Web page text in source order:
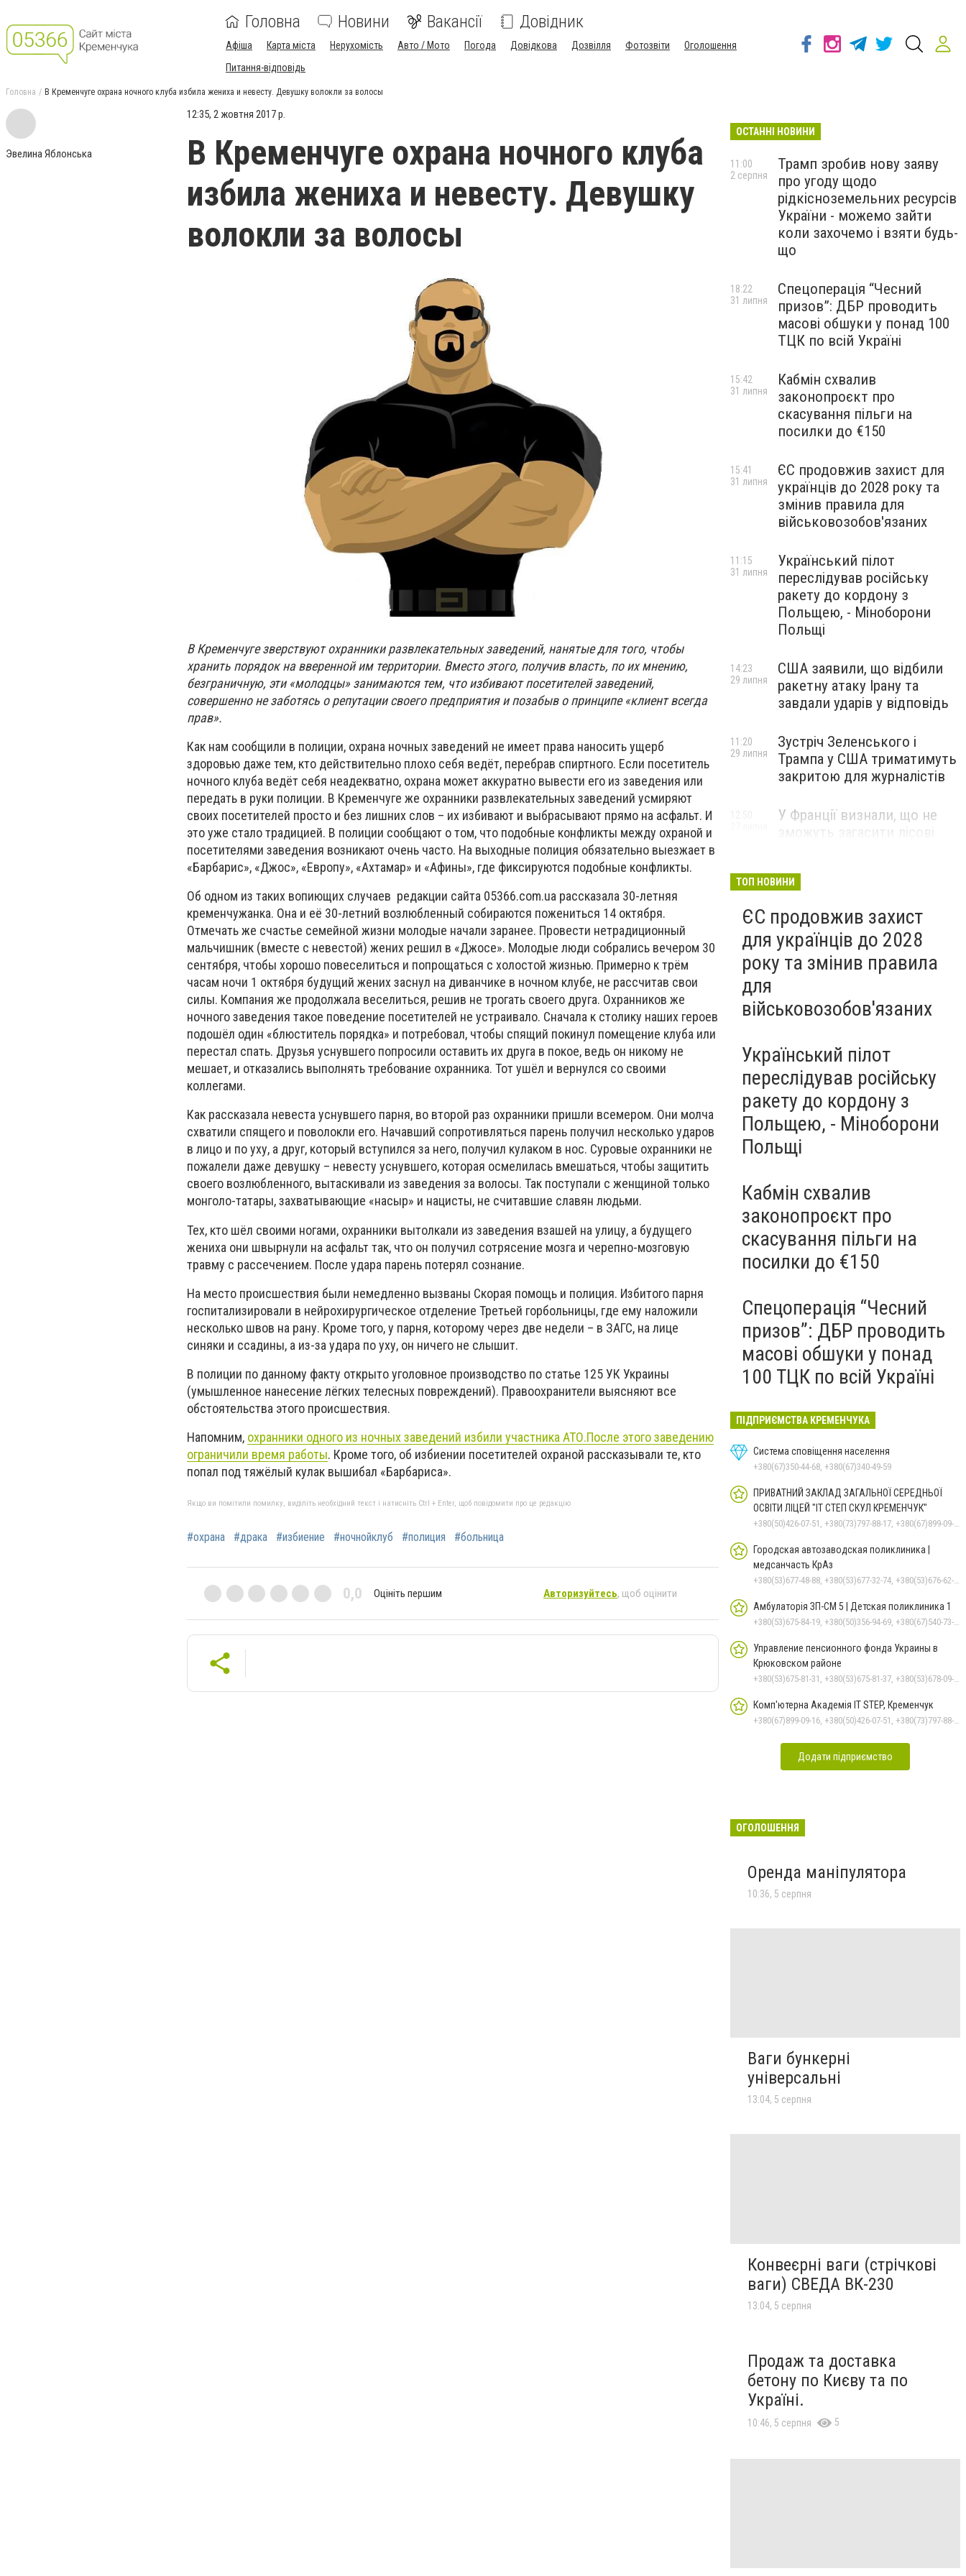
Головна Новини Вакансії Довідник
Афіша Карта міста Нерухомість Авто / Мото Погода Довідкова Дозвілля Фотозвіти
Оголошення
Питання-відповідь
Головна В Кременчуге охрана ночного клуба избила жениха и невесту. Девушку волокли за волосы
Эвелина Яблонська
12:35, 2 жовтня 2017 р.
В Кременчуге охрана ночного клуба
избила жениха и невесту. Девушку
волокли за волосы
В Кременчуге зверствуют охранники развлекательных заведений, нанятые для того, чтобы
хранить порядок на вверенной им территории. Вместо этого, получив власть, по их мнению,
безграничную, эти «молодцы» занимаются тем, что избивают посетителей заведений,
совершенно не заботясь о репутации своего предприятия и позабыв о принципе «клиент всегда
прав».
Как нам сообщили в полиции, охрана ночных заведений не имеет права наносить ущерб
здоровью даже тем, кто действительно плохо себя ведёт, перебрав спиртного. Если посетитель
ночного клуба ведёт себя неадекватно, охрана может аккуратно вывести его из заведения или
передать в руки полиции. В Кременчуге же охранники развлекательных заведений усмиряют
своих посетителей просто и без лишних слов – их избивают и выбрасывают прямо на асфальт. И
это уже стало традицией. В полиции сообщают о том, что подобные конфликты между охраной и
посетителями заведения возникают очень часто. На выходные полиция обязательно выезжает в
«Барбарис», «Джос», «Европу», «Ахтамар» и «Афины», где фиксируются подобные конфликты.
Об одном из таких вопиющих случаев редакции сайта 05366.com.ua рассказала 30-летняя
кременчужанка. Она и её 30-летний возлюбленный собираются пожениться 14 октября.
Отмечать же счастье семейной жизни молодые начали заранее. Провести нетрадиционный
мальчишник (вместе с невестой) жених решил в «Джосе». Молодые люди собрались вечером 30
сентября, чтобы хорошо повеселиться и попрощаться с холостой жизнью. Примерно к трём
часам ночи 1 октября будущий жених заснул на диванчике в ночном клубе, не рассчитав свои
силы. Компания же продолжала веселиться, решив не трогать своего друга. Охранников же
ночного заведения такое поведение посетителей не устраивало. Сначала к столику наших героев
подошёл один «блюститель порядка» и потребовал, чтобы спящий покинул помещение клуба или
перестал спать. Друзья уснувшего попросили оставить их друга в покое, ведь он никому не
мешает, и отказались выполнять требование охранника. Тот ушёл и вернулся со своими
коллегами.
Как рассказала невеста уснувшего парня, во второй раз охранники пришли всемером. Они молча
схватили спящего и поволокли его. Начавший сопротивляться парень получил несколько ударов
в лицо и по уху, а друг, который вступился за него, получил кулаком в нос. Суровые охранники не
пожалели даже девушку – невесту уснувшего, которая осмелилась вмешаться, чтобы защитить
своего возлюбленного, вытаскивали из заведения за волосы. Так поступали с женщиной только
монголо-татары, захватывающие «насыр» и нацисты, не считавшие славян людьми.
Тех, кто шёл своими ногами, охранники вытолкали из заведения взашей на улицу, а будущего
жениха они швырнули на асфальт так, что он получил сотрясение мозга и черепно-мозговую
травму с рассечением. После удара парень потерял сознание.
На место происшествия были немедленно вызваны Скорая помощь и полиция. Избитого парня
госпитализировали в нейрохирургическое отделение Третьей горбольницы, где ему наложили
несколько швов на рану. Кроме того, у парня, которому через две недели – в ЗАГС, на лице
синяки и ссадины, а из-за удара по уху, он ничего не слышит.
В полиции по данному факту открыто уголовное производство по статье 125 УК Украины
(умышленное нанесение лёгких телесных повреждений). Правоохранители выясняют все
обстоятельства этого происшествия.
Напомним, охранники одного из ночных заведений избили участника АТО.После этого заведению
ограничили время работы. Кроме того, об избиении посетителей охраной рассказывали те, кто
попал под тяжёлый кулак вышибал «Барбариса».
Якщо ви помітили помилку, виділіть необхідний текст і натисніть Ctrl + Enter, щоб повідомити про це редакцію
#охрана #драка #избиение #ночнойклуб #полиция #больница
0,0 Оцініть першим Авторизуйтесь, щоб оцінити
ОСТАННІ НОВИНИ
Трамп зробив нову заяву
про угоду щодо
рідкісноземельних ресурсів
України - можемо зайти
коли захочемо і взяти будь-
що
11:00
2 серпня
Спецоперація “Чесний
призов”: ДБР проводить
масові обшуки у понад 100
ТЦК по всій Україні
18:22
31 липня
Кабмін схвалив
законопроєкт про
скасування пільги на
посилки до €150
15:42
31 липня
ЄС продовжив захист для
українців до 2028 року та
змінив правила для
військовозобов'язаних
15:41
31 липня
Український пілот
переслідував російську
ракету до кордону з
Польщею, - Міноборони
Польщі
11:15
31 липня
США заявили, що відбили
ракетну атаку Ірану та
завдали ударів у відповідь
14:23
29 липня
Зустріч Зеленського і
Трампа у США триматимуть
закритою для журналістів
11:20
29 липня
У Франції визнали, що не
ТОП НОВИНИ
ЄС продовжив захист
для українців до 2028
року та змінив правила
для
військовозобов'язаних
Український пілот
переслідував російську
ракету до кордону з
Польщею, - Міноборони
Польщі
Кабмін схвалив
законопроєкт про
скасування пільги на
посилки до €150
Спецоперація “Чесний
призов”: ДБР проводить
масові обшуки у понад
100 ТЦК по всій Україні
ПІДПРИЄМСТВА КРЕМЕНЧУКА
Система сповіщення населення
+380(67)350-44-68, +380(67)340-49-59
ПРИВАТНИЙ ЗАКЛАД ЗАГАЛЬНОЇ СЕРЕДНЬОЇ
ОСВІТИ ЛІЦЕЙ "ІТ СТЕП СКУЛ КРЕМЕНЧУК"
+380(50)426-07-51, +380(73)797-88-17, +380(67)899-09-16
Городская автозаводская поликлиника |
медсанчасть КрАз
+380(53)677-48-88, +380(53)677-32-74, +380(53)676-62-99, +380536766187
Амбулаторія ЗП-СМ 5 | Детская поликлиника 1
+380(53)675-84-19, +380(50)356-94-69, +380(67)540-73-87
Управление пенсионного фонда Украины в
Крюковском районе
+380(53)675-81-31, +380(53)675-81-37, +380(53)678-09-01, +380(53)675-81-32, +380(53)675-81-40, +380(53)675-81-33, +380(53)675-81-38, +380(53)678-08-87
Комп'ютерна Академія IT STEP, Кременчук
+380(67)899-09-16, +380(50)426-07-51, +380(73)797-88-17
Додати підприємство
ОГОЛОШЕННЯ
Оренда маніпулятора
10:36, 5 серпня
Ваги бункерні
універсальні
13:04, 5 серпня
Конвеєрні ваги (стрічкові
ваги) СВЕДА ВК-230
13:04, 5 серпня
Продаж та доставка
бетону по Києву та по
Україні.
10:46, 5 серпня 5